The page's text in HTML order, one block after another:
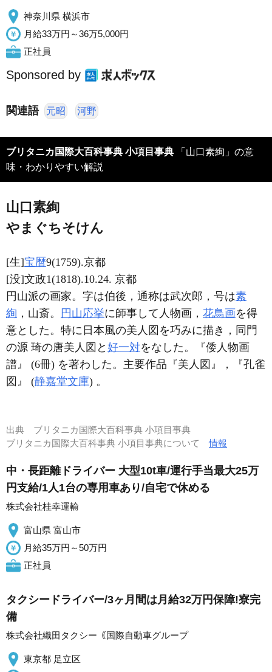
神奈川県 横浜市
月給33万円～36万5,000円
正社員
Sponsored by
関連語 元昭 河野
ブリタニカ国際大百科事典 小項目事典 「山口素絢」の意
味・わかりやすい解説
山口素絢
やまぐちそけん
[生]宝暦9(1759).京都
[没]文政1(1818).10.24. 京都
円山派の画家。字は伯後，通称は武次郎，号は素
絢 ，山斎。 円山応挙に師事して人物画， 花鳥画を得
意とした。特に日本風の美人図を巧みに描き，同門
の源 琦の唐美人図と 好一対をなした。『倭人物画
譜』 (6冊) を著わした。主要作品『美人図』，『孔雀
図』 (静嘉堂文庫) 。
出典 ブリタニカ国際大百科事典 小項目事典
ブリタニカ国際大百科事典 小項目事典について情報
中・長距離ドライバー 大型10t車/運行手当最大25万
円支給/1人1台の専用車あり/自宅で休める
株式会社桂幸運輸
富山県 富山市
月給35万円～50万円
正社員
タクシードライバー/3ヶ月間は月給32万円保障!寮完
備
株式会社織田タクシー｟国際自動車グループ
東京都 足立区